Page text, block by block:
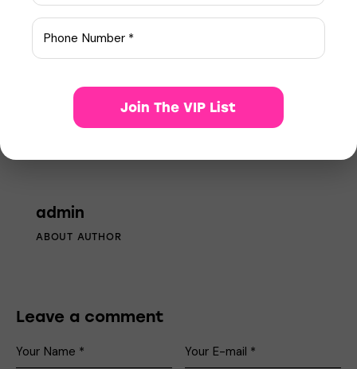
The power of positive
thinking in
psychology
Key strategies for
health
admin
ABOUT AUTHOR
Leave a comment
Join The VIP List